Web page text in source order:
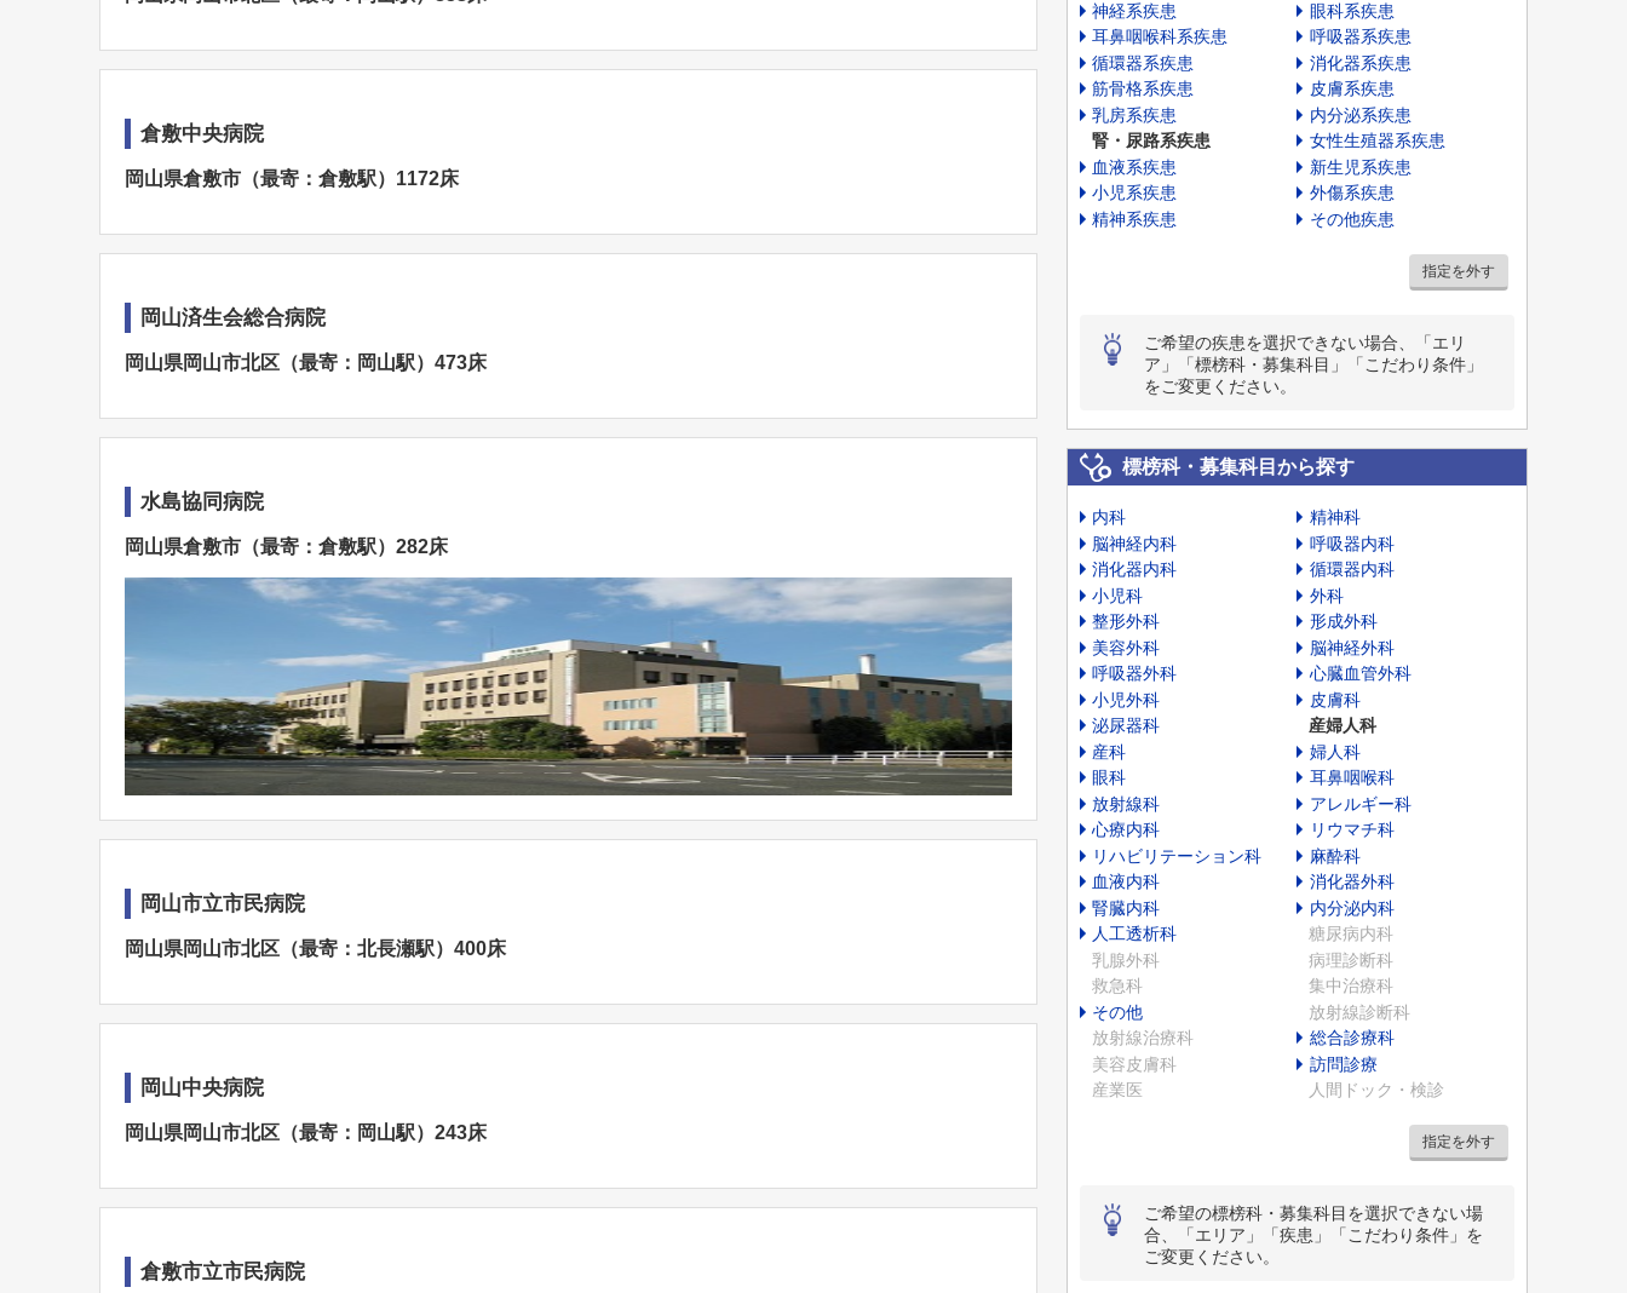
倉敷中央病院
岡山県倉敷市（最寄：倉敷駅）1172床
岡山済生会総合病院
岡山県岡山市北区（最寄：岡山駅）473床
水島協同病院
岡山県倉敷市（最寄：倉敷駅）282床
岡山市立市民病院
岡山県岡山市北区（最寄：北長瀬駅）400床
岡山中央病院
岡山県岡山市北区（最寄：岡山駅）243床
倉敷市立市民病院
神経系疾患
眼科系疾患
耳鼻咽喉科系疾患
呼吸器系疾患
循環器系疾患
消化器系疾患
筋骨格系疾患
皮膚系疾患
乳房系疾患
内分泌系疾患
腎・尿路系疾患
女性生殖器系疾患
血液系疾患
新生児系疾患
小児系疾患
外傷系疾患
精神系疾患
その他疾患
指定を外す
ご希望の疾患を選択できない場合、「エリ
ア」「標榜科・募集科目」「こだわり条件」
をご変更ください。
標榜科・募集科目から探す
内科
精神科
脳神経内科
呼吸器内科
消化器内科
循環器内科
小児科
外科
整形外科
形成外科
美容外科
脳神経外科
呼吸器外科
心臓血管外科
小児外科
皮膚科
泌尿器科
産婦人科
産科
婦人科
眼科
耳鼻咽喉科
放射線科
アレルギー科
心療内科
リウマチ科
リハビリテーション科
麻酔科
血液内科
消化器外科
腎臓内科
内分泌内科
人工透析科
糖尿病内科
乳腺外科
病理診断科
救急科
集中治療科
その他
放射線診断科
放射線治療科
総合診療科
美容皮膚科
訪問診療
産業医
人間ドック・検診
指定を外す
ご希望の標榜科・募集科目を選択できない場
合、「エリア」「疾患」「こだわり条件」を
ご変更ください。